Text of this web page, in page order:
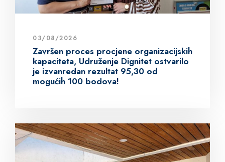
03/08/2026
Završen proces procjene organizacijskih
kapaciteta, Udruženje Dignitet ostvarilo
je izvanredan rezultat 95,30 od
mogućih 100 bodova!